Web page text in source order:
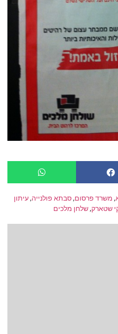
, משרד פרסום,סבתא פולנייה,עיתון
שטארק,שלחן מלכים